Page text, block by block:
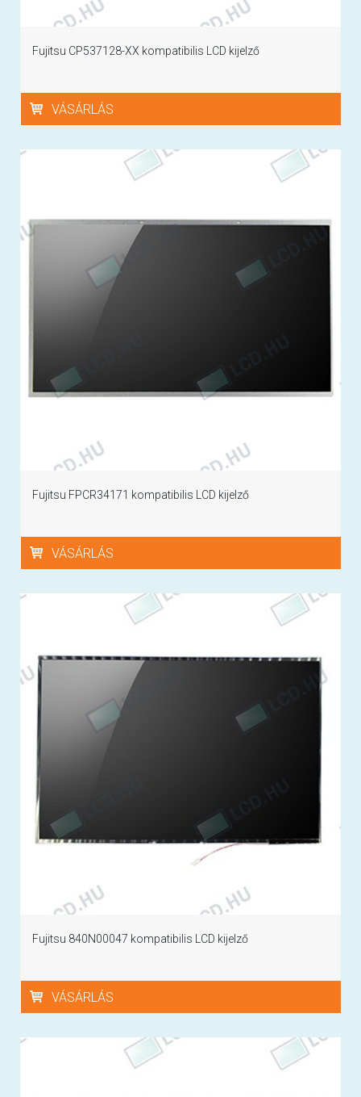
Fujitsu CP537128-XX kompatibilis LCD kijelző
VÁSÁRLÁS
Fujitsu FPCR34171 kompatibilis LCD kijelző
VÁSÁRLÁS
Fujitsu 840N00047 kompatibilis LCD kijelző
VÁSÁRLÁS